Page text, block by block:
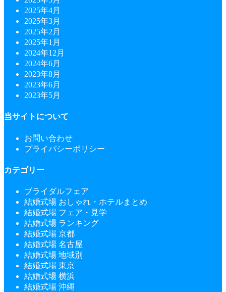
2025年4月
2025年3月
2025年2月
2025年1月
2024年12月
2024年6月
2023年8月
2023年6月
2023年5月
当サイトについて
お問い合わせ
プライバシーポリシー
カテゴリー
ブライダルフェア
結婚式場 おしゃれ・ホテルまとめ
結婚式場 フェア・見学
結婚式場 ランキング
結婚式場 京都
結婚式場 名古屋
結婚式場 地域別
結婚式場 東京
結婚式場 横浜
結婚式場 沖縄